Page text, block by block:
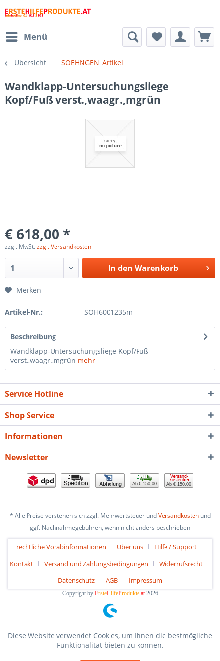
Menü
Übersicht SOEHNGEN_Artikel
Wandklapp-Untersuchungsliege
Kopf/Fuß verst.,waagr.,mgrün
€ 618,00 *
zzgl. MwSt.zzgl. Versandkosten
In den Warenkorb
Merken
Artikel-Nr.: SOH6001235m
Beschreibung
Wandklapp-Untersuchungsliege Kopf/Fuß
verst.,waagr.,mgrün mehr
Service Hotline
Shop Service
Informationen
Newsletter
Ab € 150,00 Ab € 150,00
* Alle Preise verstehen sich zzgl. Mehrwertsteuer undVersandkostenund
ggf. Nachnahmegebühren, wenn nicht anders beschrieben
rechtliche Vorabinformationen Über uns
Hilfe / Support
Kontakt
Versand und Zahlungsbedingungen
Widerrufsrecht
Datenschutz
AGB Impressum
Copyright by ErsteHilfeProdukte.at2026
Diese Website verwendet Cookies, um Ihnen die bestmögliche
Funktionalität bieten zu können.